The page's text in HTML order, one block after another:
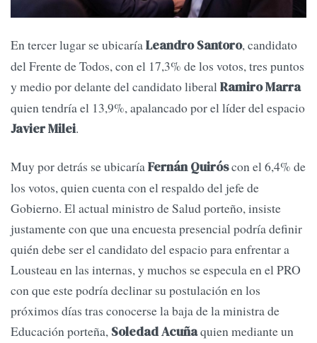
En tercer lugar se ubicaríaLeandro Santoro, candidato
del Frente de Todos, con el 17,3% de los votos, tres puntos
y medio por delante del candidato liberalRamiro Marra
quien tendría el 13,9%, apalancado por el líder del espacio
Javier Milei.
Muy por detrás se ubicaríaFernán Quiróscon el 6,4% de
los votos, quien cuenta con el respaldo del jefe de
Gobierno. El actual ministro de Salud porteño, insiste
justamente con que una encuesta presencial podría definir
quién debe ser el candidato del espacio para enfrentar a
Lousteau en las internas, y muchos se especula en el PRO
con que este podría declinar su postulación en los
próximos días tras conocerse la baja de la ministra de
Educación porteña, Soledad Acuñaquien mediante un